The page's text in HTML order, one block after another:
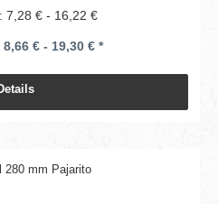
7,28 € - 16,22 €
€ - 19,30 € *